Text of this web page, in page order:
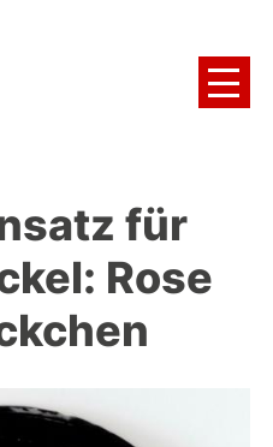
für
Rose